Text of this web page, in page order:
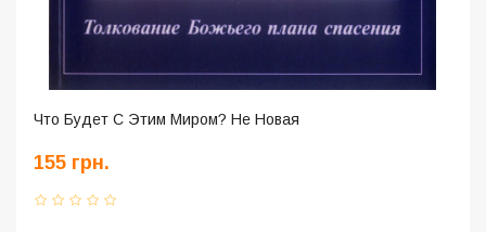
Что Будет С Этим Миром? Не Новая
155 грн.